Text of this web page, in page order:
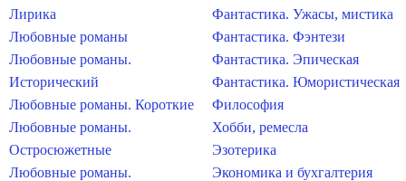
Лирика
Любовные романы
Любовные романы.
Исторический
Любовные романы. Короткие
Любовные романы.
Остросюжетные
Любовные романы.
Фантастика. Ужасы, мистика
Фантастика. Фэнтези
Фантастика. Эпическая
Фантастика. Юмористическая
Философия
Хобби, ремесла
Эзотерика
Экономика и бухгалтерия